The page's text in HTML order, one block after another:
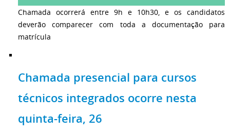
Chamada ocorrerá entre 9h e 10h30, e os candidatos
deverão comparecer com toda a documentação para
matrícula
Chamada presencial para cursos
técnicos integrados ocorre nesta
quinta-feira, 26